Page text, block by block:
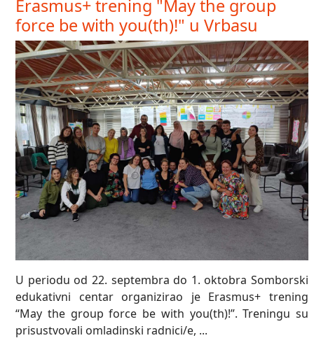
Erasmus+ trening "May the group
force be with you(th)!" u Vrbasu
U periodu od 22. septembra do 1. oktobra Somborski
edukativni centar organizirao je Erasmus+ trening
“May the group force be with you(th)!”. Treningu su
prisustvovali omladinski radnici/e, ...